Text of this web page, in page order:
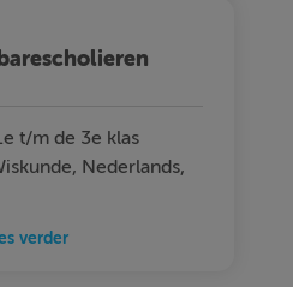
t/m de 3e klas
Nederlands,
verder